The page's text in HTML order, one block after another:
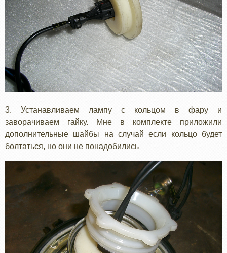
3. Устанавливаем лампу с кольцом в фару и
заворачиваем гайку. Мне в комплекте приложили
дополнительные шайбы на случай если кольцо будет
болтаться, но они не понадобились